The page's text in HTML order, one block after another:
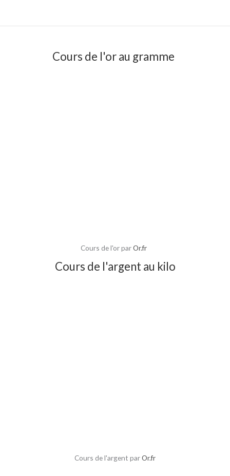
Cours de l'or au gramme
Cours de l'or parOr.fr
Cours de l'argent au kilo
Cours de l'argent parOr.fr